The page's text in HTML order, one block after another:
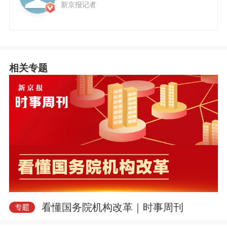
新京报记者
相关专题
看懂国务院机构改革｜时事周刊